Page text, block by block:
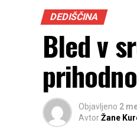
DEDIŠČINA
Bled v
Objavljeno 2
AvtorŽane